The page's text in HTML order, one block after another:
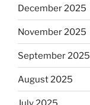
December 2025
November 2025
September 2025
August 2025